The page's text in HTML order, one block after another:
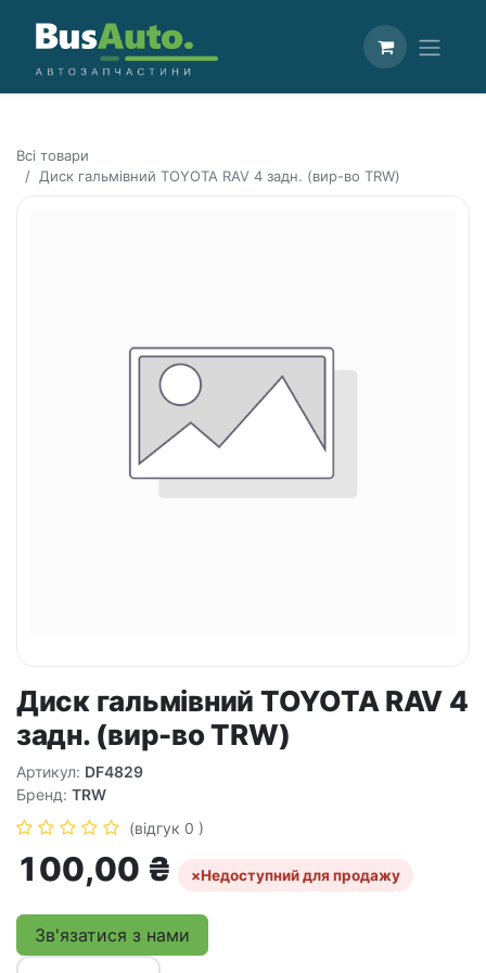
Всі товари
Диск гальмівний TOYOTA RAV 4 задн. (вир-во TRW)
Диск гальмівний TOYOTA RAV 4
задн. (вир-во TRW)
Артикул: DF4829
Бренд: TRW
(відгук 0 )
100,00 ₴ ×Недоступний для продажу
Зв'язатися з нами